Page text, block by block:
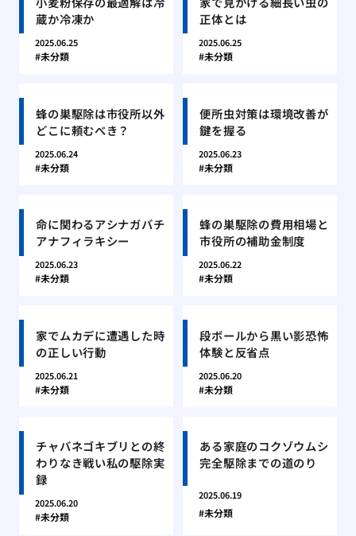
蔵か冷凍か
2025.06.25
未分類
正体とは
2025.06.25
未分類
蜂の巣駆除は市役所以外
どこに頼むべき？
2025.06.24
未分類
便所虫対策は環境改善が
鍵を握る
2025.06.23
未分類
命に関わるアシナガバチ
アナフィラキシー
2025.06.23
未分類
蜂の巣駆除の費用相場と
市役所の補助金制度
2025.06.22
未分類
家でムカデに遭遇した時
の正しい行動
2025.06.21
未分類
段ボールから黒い影恐怖
体験と反省点
2025.06.20
未分類
チャバネゴキブリとの終
わりなき戦い私の駆除実
録
2025.06.20
未分類
ある家庭のコクゾウムシ
完全駆除までの道のり
2025.06.19
未分類